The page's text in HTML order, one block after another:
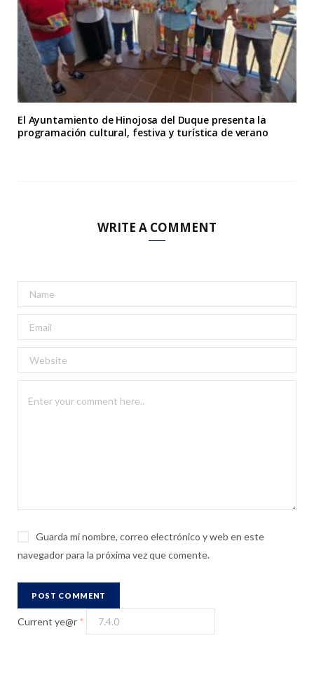
El Ayuntamiento de Hinojosa del Duque presenta la
programación cultural, festiva y turística de verano
WRITE A COMMENT
Guarda mi nombre, correo electrónico y web en este
navegador para la próxima vez que comente.
Current ye@r *